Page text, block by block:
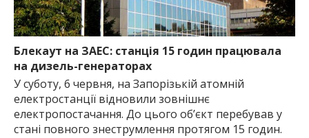
Блекаут на ЗАЕС: станція 15 годин працювала
на дизель-генераторах
У суботу, 6 червня, на Запорізькій атомній
електростанції відновили зовнішнє
електропостачання. До цього об’єкт перебував у
стані повного знеструмлення протягом 15 годин.